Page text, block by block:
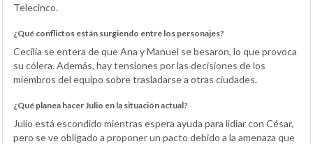
Telecinco.
¿Qué conflictos están surgiendo entre los personajes?
Cecilia se entera de que Ana y Manuel se besaron, lo que provoca
su cólera. Además, hay tensiones por las decisiones de los
miembros del equipo sobre trasladarse a otras ciudades.
¿Qué planea hacer Julio en la situación actual?
Julio está escondido mientras espera ayuda para lidiar con César,
pero se ve obligado a proponer un pacto debido a la amenaza que